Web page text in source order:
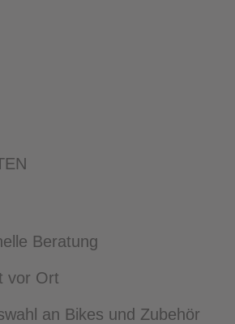
Beratung
vor Ort
an Bikes und Zubehör